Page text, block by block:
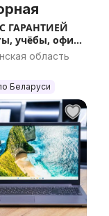
ГАРАНТИЕЙ
учёбы, офиса
область
Беларуси